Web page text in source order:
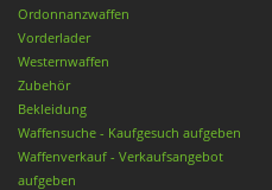
Ordonnanzwaffen
Vorderlader
Westernwaffen
Zubehör
Bekleidung
Waffensuche - Kaufgesuch aufgeben
Waffenverkauf - Verkaufsangebot
aufgeben